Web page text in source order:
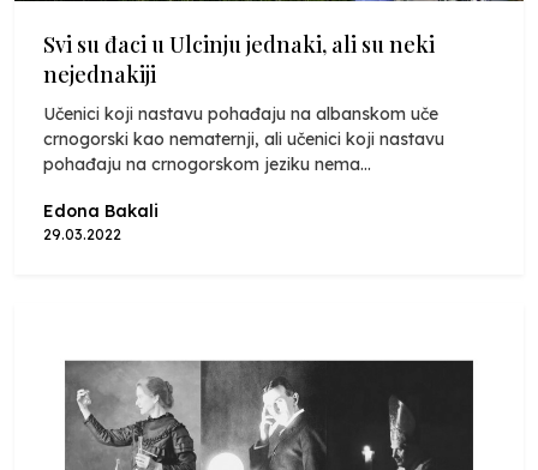
Svi su đaci u Ulcinju jednaki, ali su neki
nejednakiji
Učenici koji nastavu pohađaju na albanskom uče
crnogorski kao nematernji, ali učenici koji nastavu
pohađaju na crnogorskom jeziku nema...
Edona Bakali
29.03.2022